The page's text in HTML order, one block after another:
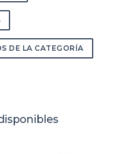
DE LA CATEGORÍA